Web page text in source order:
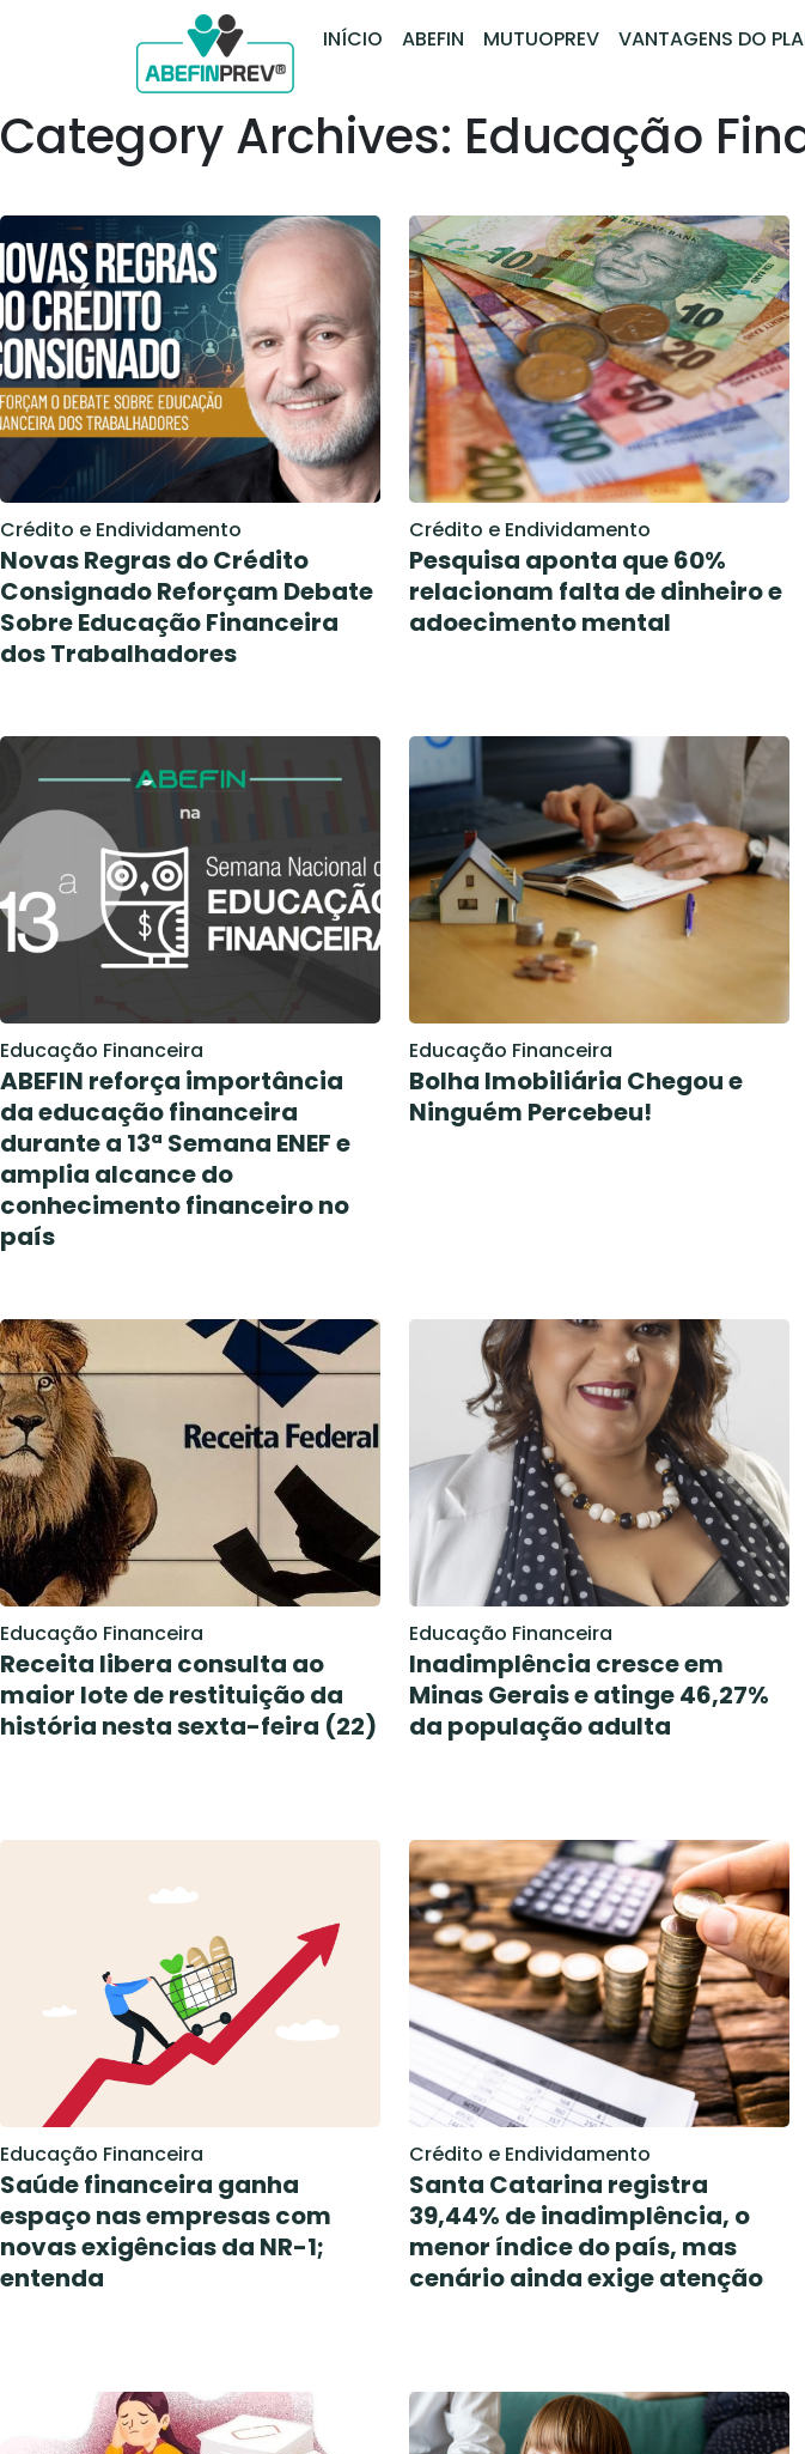
INÍCIO ABEFIN MUTUOPREV VANTAGENS DO
Category Archives: Educação
Crédito e Endividamento
Novas Regras do Crédito
Consignado Reforçam Debate
Sobre Educação Financeira
dos Trabalhadores
Crédito e Endividamento
Pesquisa aponta que 60%
relacionam falta de dinheiro e
adoecimento mental
Educação Financeira
ABEFIN reforça importância
da educação financeira
durante a 13ª Semana ENEF e
amplia alcance do
conhecimento financeiro no
país
Educação Financeira
Bolha Imobiliária Chegou e
Ninguém Percebeu!
Educação Financeira
Receita libera consulta ao
maior lote de restituição da
história nesta sexta-feira (22)
Educação Financeira
Inadimplência cresce em
Minas Gerais e atinge 46,27%
da população adulta
Educação Financeira
Saúde financeira ganha
espaço nas empresas com
novas exigências da NR-1;
entenda
Crédito e Endividamento
Santa Catarina registra
39,44% de inadimplência, o
menor índice do país, mas
cenário ainda exige atenção